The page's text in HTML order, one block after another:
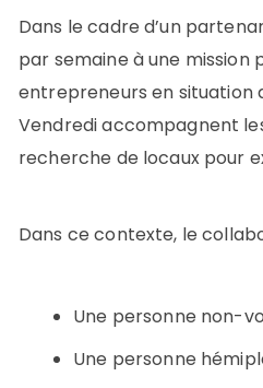
Dans le cadre d’un
par semaine à une mission
entrepreneurs en situation
Vendredi accompagnent
recherche de locaux pour
Dans ce contexte, le
Une personne non-
Une personne